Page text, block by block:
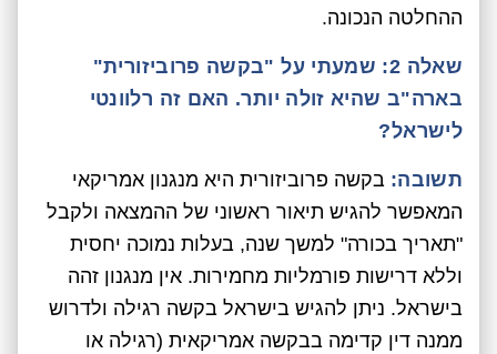
ההחלטה הנכונה.
שאלה 2: שמעתי על "בקשה פרוביזורית"
בארה"ב שהיא זולה יותר. האם זה רלוונטי
לישראל?
תשובה: בקשה פרוביזורית היא מנגנון אמריקאי
המאפשר להגיש תיאור ראשוני של ההמצאה ולקבל
"תאריך בכורה" למשך שנה, בעלות נמוכה יחסית
וללא דרישות פורמליות מחמירות. אין מנגנון זהה
בישראל. ניתן להגיש בישראל בקשה רגילה ולדרוש
ממנה דין קדימה בבקשה אמריקאית (רגילה או